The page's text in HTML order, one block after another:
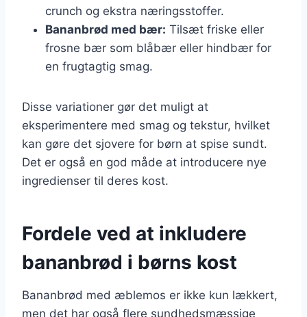
crunch og ekstra næringsstoffer.
Bananbrød med bær: Tilsæt friske eller
frosne bær som blåbær eller hindbær for
en frugtagtig smag.
Disse variationer gør det muligt at
eksperimentere med smag og tekstur, hvilket
kan gøre det sjovere for børn at spise sundt.
Det er også en god måde at introducere nye
ingredienser til deres kost.
Fordele ved at inkludere
bananbrød i børns kost
Bananbrød med æblemos er ikke kun lækkert,
men det har også flere sundhedsmæssige